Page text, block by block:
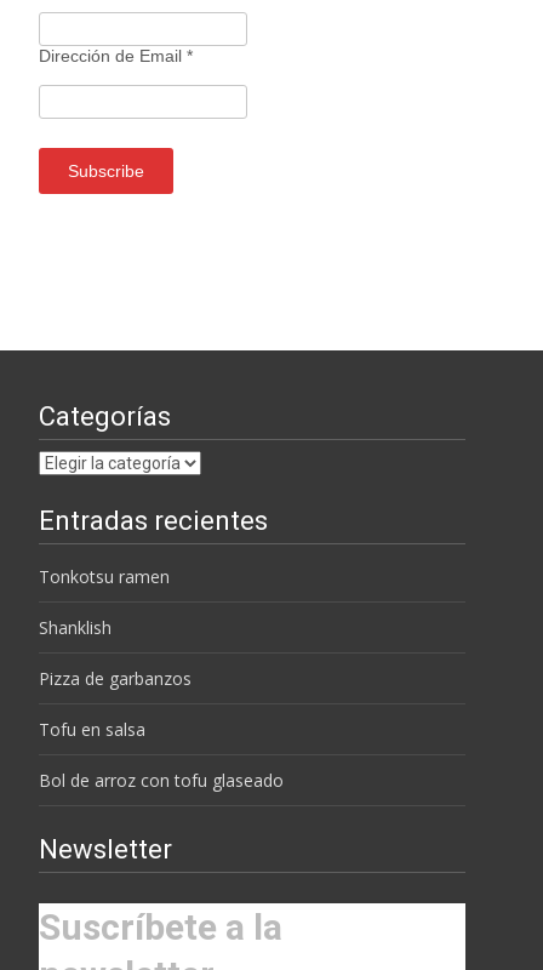
Dirección de Email *
Categorías
Categorías
Entradas recientes
Tonkotsu ramen
Shanklish
Pizza de garbanzos
Tofu en salsa
Bol de arroz con tofu glaseado
Newsletter
Suscríbete a la